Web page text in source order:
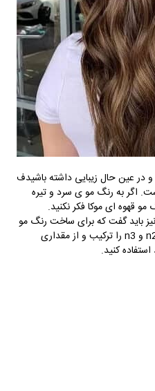
عین حال زیبایی داشته باشیدف
اگر به رنگ مو ی سرد و تیره
مو قهوه ای موکا فکر نکنید.
باید گفت که برای ساخت رنگ مو
و n3 را ترکیب و از مقداری
کنید.